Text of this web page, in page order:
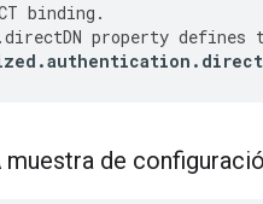
binding .
.directDN property defines
.authentication . direct
muestra de